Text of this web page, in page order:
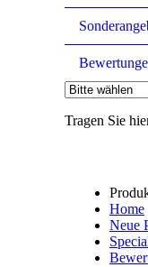
Tragen Sie
Home
Neue